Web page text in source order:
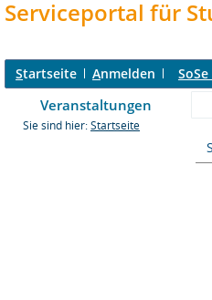
Serviceportal für
Startseite Anmelden
Veranstaltungen
Sie sind hier: Startseite